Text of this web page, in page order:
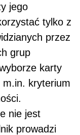
jego
tylko z
przez
grup
karty
m.in. kryterium
nie jest
prowadzi